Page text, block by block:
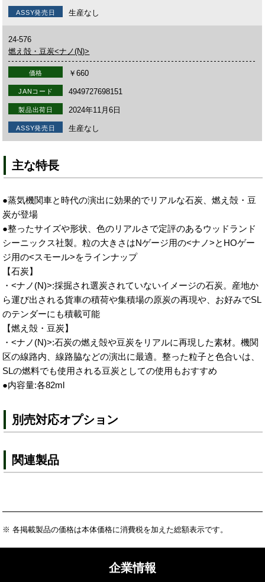
ASSY発売日 生産なし
24-576
燃え殻・豆炭<ナノ(N)>
価格 ￥660
JANコード 4949727698151
製品出荷日 2024年11月6日
ASSY発売日 生産なし
主な特長
●蒸気機関車と時代の演出に効果的でリアルな石炭、燃え殻・豆
炭が登場
●整ったサイズや形状、色のリアルさで定評のあるウッドランド
シーニックス社製。粒の大きさはNゲージ用の<ナノ>とHOゲー
ジ用の<スモール>をラインナップ
【石炭】
・<ナノ(N)>:採掘され選炭されていないイメージの石炭。産地か
ら運び出される貨車の積荷や集積場の原炭の再現や、お好みでSL
のテンダーにも積載可能
【燃え殻・豆炭】
・<ナノ(N)>:石炭の燃え殻や豆炭をリアルに再現した素材。機関
区の線路内、線路脇などの演出に最適。整った粒子と色合いは、
SLの燃料でも使用される豆炭としての使用もおすすめ
●内容量:各82ml
別売対応オプション
関連製品
※ 各掲載製品の価格は本体価格に消費税を加えた総額表示です。
企業情報